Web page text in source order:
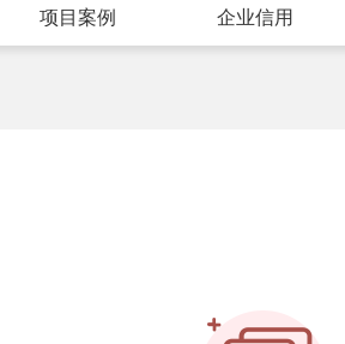
项目案例 企业信用